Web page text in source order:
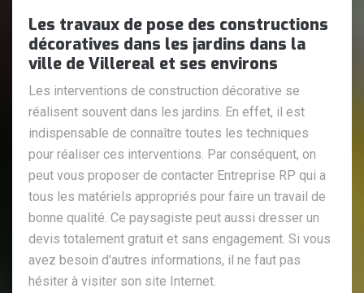
Les travaux de pose des constructions
décoratives dans les jardins dans la
ville de Villereal et ses environs
Les interventions de construction décorative se
réalisent souvent dans les jardins. En effet, il est
indispensable de connaître toutes les techniques
pour réaliser ces interventions. Par conséquent, on
peut vous proposer de contacter Entreprise RP qui a
tous les matériels appropriés pour faire un travail de
bonne qualité. Ce paysagiste peut aussi dresser un
devis totalement gratuit et sans engagement. Si vous
avez besoin d'autres informations, il ne faut pas
hésiter à visiter son site Internet.